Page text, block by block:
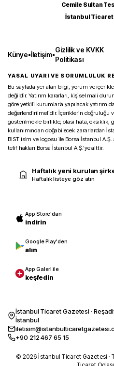
Cemile Sultan
İstanbul
Künye•İletişim•
Gizlilik ve KVKK
Politikası
YASAL UYARI VE SORUMLULUK
Bu sayfada yer alan bilgi, yorum ve
değildir. Yatırım kararları, kişisel mali
göre yetkili kurumlarla yapılacak yatırım
değerlendirilmelidir. İçeriklerin doğruluğu
gösterilmekle birlikte, olası hata, eksiklik,
kullanımından doğabilecek zararlardan
BIST isim ve logosu ile Borsa İstanbul
telif hakları Borsa İstanbul A.Ş.’ye aittir.
Haftalık yeni kurulan
Haftalık listeye göz atın
App Store'dan
indirin
Google Play'den
alın
App Galeri ile
keşfedin
İstanbul Ticaret Gazetesi ·
İstanbul
+90 212 467 65 15
© 2026 İstanbul Ticaret Gazetesi ·